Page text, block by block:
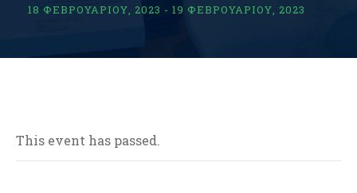
18 ΦΕΒΡΟΥΑΡΊΟΥ, 2023 - 19 ΦΕΒΡΟΥΑΡΊΟΥ, 2023
This event has passed.